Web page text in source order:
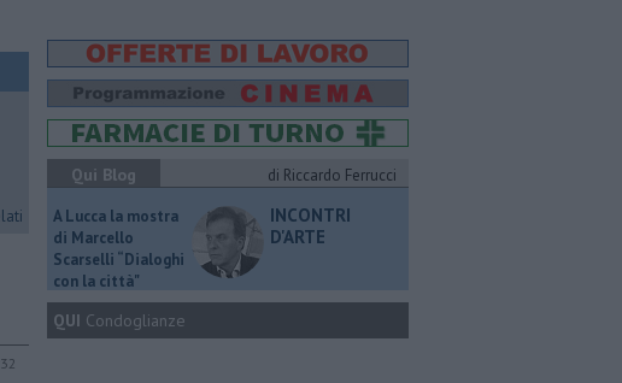
Qui Blog
di Riccardo Ferrucci
A Lucca la mostra
di Marcello
Scarselli “Dialoghi
con la città"
INCONTRI
D'ARTE
QUI Condoglianze